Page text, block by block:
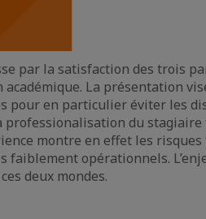
par la satisfaction des trois
La présentation
pour en particulier éviter les
du
montre en effet les
opérationnels.
deux mondes.